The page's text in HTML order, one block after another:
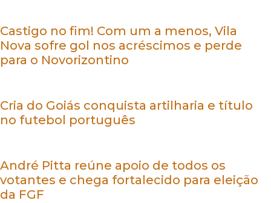
Castigo no fim! Com um a menos, Vila
Nova sofre gol nos acréscimos e perde
para o Novorizontino
Cria do Goiás conquista artilharia e título
no futebol português
André Pitta reúne apoio de todos os
votantes e chega fortalecido para eleição
da FGF